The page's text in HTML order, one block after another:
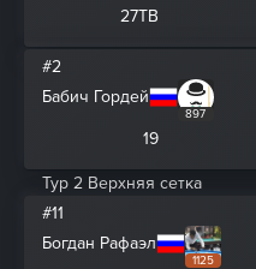
27ТВ
#2
Бабич Гордей
897
19
Тур 2 Верхняя сетка
#11
Богдан Рафаэл
1125